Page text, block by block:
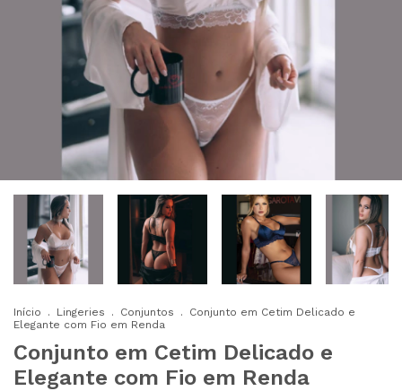
Início . Lingeries . Conjuntos .
Conjunto em Cetim Delicado e
Elegante com Fio em Renda
Conjunto em Cetim Delicado e
Elegante com Fio em Renda